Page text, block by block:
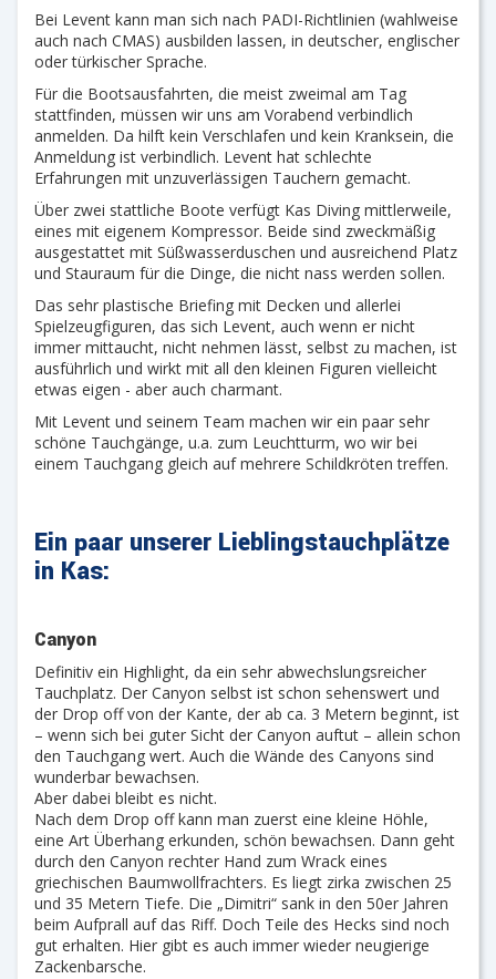
Bei Levent kann man sich nach PADI-Richtlinien (wahlweise
auch nach CMAS) ausbilden lassen, in deutscher, englischer
oder türkischer Sprache.
Für die Bootsausfahrten, die meist zweimal am Tag
stattfinden, müssen wir uns am Vorabend verbindlich
anmelden. Da hilft kein Verschlafen und kein Kranksein, die
Anmeldung ist verbindlich. Levent hat schlechte
Erfahrungen mit unzuverlässigen Tauchern gemacht.
Über zwei stattliche Boote verfügt Kas Diving mittlerweile,
eines mit eigenem Kompressor. Beide sind zweckmäßig
ausgestattet mit Süßwasserduschen und ausreichend Platz
und Stauraum für die Dinge, die nicht nass werden sollen.
Das sehr plastische Briefing mit Decken und allerlei
Spielzeugfiguren, das sich Levent, auch wenn er nicht
immer mittaucht, nicht nehmen lässt, selbst zu machen, ist
ausführlich und wirkt mit all den kleinen Figuren vielleicht
etwas eigen - aber auch charmant.
Mit Levent und seinem Team machen wir ein paar sehr
schöne Tauchgänge, u.a. zum Leuchtturm, wo wir bei
einem Tauchgang gleich auf mehrere Schildkröten treffen.
Ein paar unserer Lieblingstauchplätze
in Kas:
Canyon
Definitiv ein Highlight, da ein sehr abwechslungsreicher
Tauchplatz. Der Canyon selbst ist schon sehenswert und
der Drop off von der Kante, der ab ca. 3 Metern beginnt, ist
– wenn sich bei guter Sicht der Canyon auftut – allein schon
den Tauchgang wert. Auch die Wände des Canyons sind
wunderbar bewachsen.
Aber dabei bleibt es nicht.
Nach dem Drop off kann man zuerst eine kleine Höhle,
eine Art Überhang erkunden, schön bewachsen. Dann geht
durch den Canyon rechter Hand zum Wrack eines
griechischen Baumwollfrachters. Es liegt zirka zwischen 25
und 35 Metern Tiefe. Die „Dimitri“ sank in den 50er Jahren
beim Aufprall auf das Riff. Doch Teile des Hecks sind noch
gut erhalten. Hier gibt es auch immer wieder neugierige
Zackenbarsche.